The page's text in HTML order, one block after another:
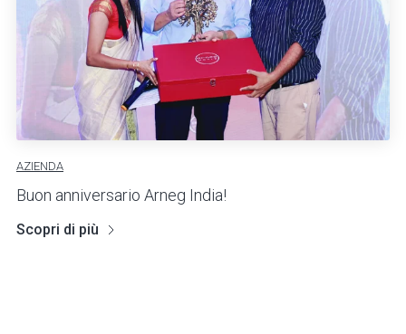
AZIENDA
Buon anniversario Arneg India!
Scopri di più